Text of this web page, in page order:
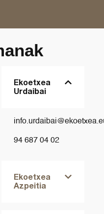
Ekoetxea
Urdaibai
94 687 04 02
Ekoetxea
Azpeitia